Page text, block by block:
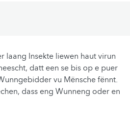
laang Insekte liewen haut virun
datt een se bis op e puer
vu Mënsche fënnt.
dass eng Wunneng oder en